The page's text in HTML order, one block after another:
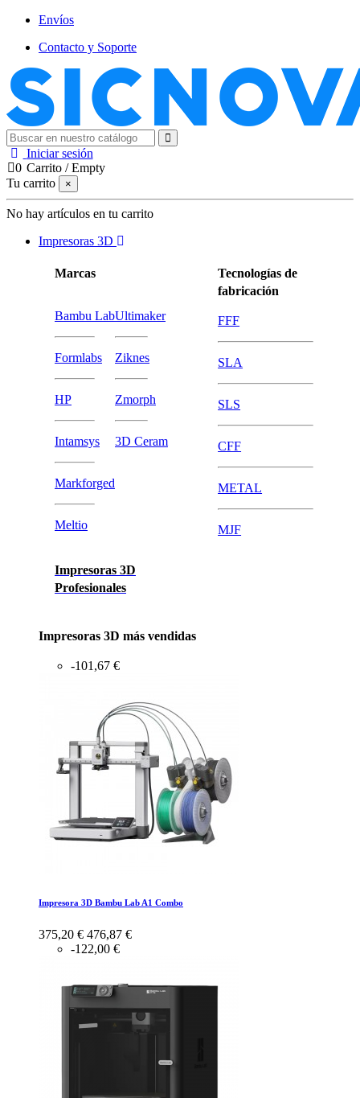
Envíos
Contacto y Soporte
Iniciar sesión
0 Carrito /Empty
Tu carrito
×
No hay artículos en tu carrito
Impresoras 3D
Marcas
Bambu Lab
Formlabs
HP
Intamsys
Markforged
Meltio
Ultimaker
Ziknes
Zmorph
3D Ceram
Impresoras 3D
Profesionales
Tecnologías de
fabricación
FFF
SLA
SLS
CFF
METAL
MJF
Impresoras 3D más vendidas
-101,67 €
Impresora 3D Bambu Lab A1 Combo
375,20 € 476,87 €
-122,00 €